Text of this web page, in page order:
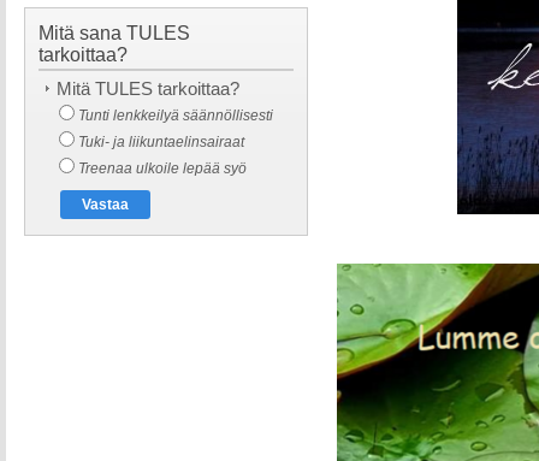
Mitä sana TULES
tarkoittaa?
Mitä TULES tarkoittaa?
Tunti lenkkeilyä säännöllisesti
Tuki- ja liikuntaelinsairaat
Treenaa ulkoile lepää syö